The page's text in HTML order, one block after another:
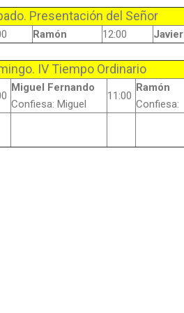
Presentación del Señor
Ramón 12:00 Javier
IV Tiempo Ordinario
Miguel Fernando
Confiesa: Miguel
11:00
Ramón
Confiesa: